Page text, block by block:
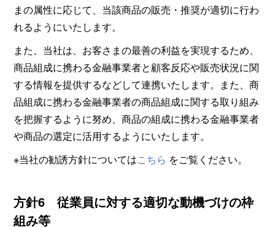
まの属性に応じて、当該商品の販売・推奨が適切に行わ
れるようにいたします。
また、当社は、お客さまの最善の利益を実現するため、
商品組成に携わる金融事業者と顧客反応や販売状況に関
する情報を提供するなどして連携いたします。また、商
品組成に携わる金融事業者の商品組成に関する取り組み
を把握するように努め、商品の組成に携わる金融事業者
や商品の選定に活用するようにいたします。
※当社の勧誘方針についてはこちら をご覧ください。
方針6 従業員に対する適切な動機づけの枠
組み等